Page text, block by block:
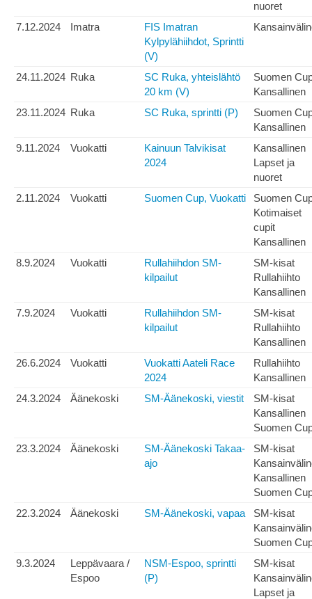
nuoret
7.12.2024
Imatra
FIS Imatran
Kylpylähiihdot, Sprintti
(V)
24.11.2024 Ruka
SC Ruka, yhteislähtö
20 km (V)
Suomen
Kansallinen
23.11.2024 Ruka SC Ruka, sprintti (P)
Suomen
Kansallinen
9.11.2024
Vuokatti
Kainuun Talvikisat
2024
Kansallinen
Lapset ja
nuoret
2.11.2024
Vuokatti Suomen Cup, Vuokatti
Suomen
Kotimaiset
cupit
Kansallinen
8.9.2024
Vuokatti
Rullahiihdon SM-
kilpailut
SM-kisat
Rullahiihto
Kansallinen
7.9.2024
Vuokatti
Rullahiihdon SM-
kilpailut
SM-kisat
Rullahiihto
Kansallinen
26.6.2024
Vuokatti
Vuokatti Aateli Race
2024
Rullahiihto
Kansallinen
24.3.2024
Äänekoski SM-Äänekoski, viestit
SM-kisat
Kansallinen
Suomen
23.3.2024
Äänekoski
SM-Äänekoski Takaa-
ajo
SM-kisat
Kansallinen
Suomen
22.3.2024
Äänekoski SM-Äänekoski, vapaa
SM-kisat
Suomen
9.3.2024
Leppävaara /
Espoo
NSM-Espoo, sprintti
(P)
SM-kisat
Lapset ja